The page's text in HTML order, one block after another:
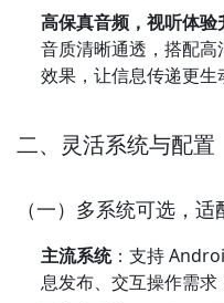
高保真音频，视听体验
音质清晰通透，搭配高
效果，让信息传递更生
二、灵活系统与配置
（一）多系统可选，
主流系统：支持
息发布、交互操作需求